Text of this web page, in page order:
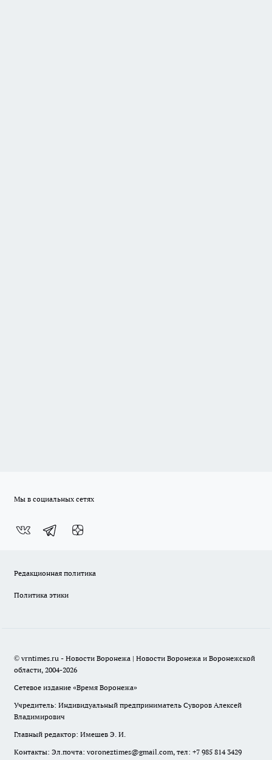
Мы в социальных сетях
Редакционная политика
Политика этики
© vrntimes.ru - Новости Воронежа | Новости Воронежа и Воронежской
области, 2004-2026
Сетевое издание «Время Воронежа»
Учредитель: Индивидуальный предприниматель Суворов Алексей
Владимирович
Главный редактор: Имешев Э. И.
Контакты: Эл.почта: voroneztimes@gmail.com, тел: +7 985 814 3429